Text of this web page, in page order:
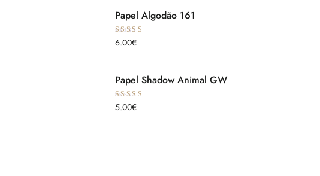
Papel Algodão 161
Avaliação
5.00de 5
6.00€
Papel Shadow Animal GW
Avaliação
5.00de 5
5.00€